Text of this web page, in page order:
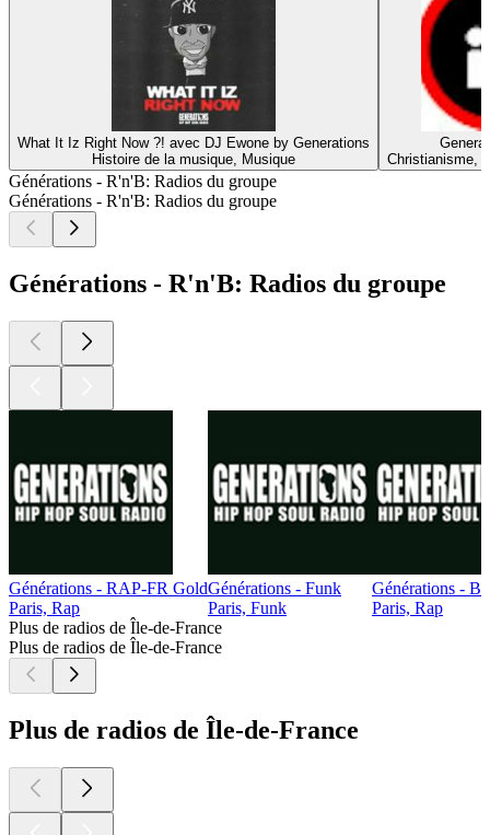
What It Iz Right Now ?! avec DJ Ewone by Generations
Histoire de la musique, Musique
Christianisme,
Générations - R'n'B: Radios du groupe
Générations - R'n'B: Radios du groupe
Générations - R'n'B: Radios du groupe
Générations - RAP-FR Gold
Paris, Rap
Générations - Funk
Paris, Funk
Générations -
Paris, Rap
Plus de radios de Île-de-France
Plus de radios de Île-de-France
Plus de radios de Île-de-France